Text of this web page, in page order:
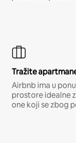
Tražite
Airbnb ima u
prostore idealne
one koji se zbog